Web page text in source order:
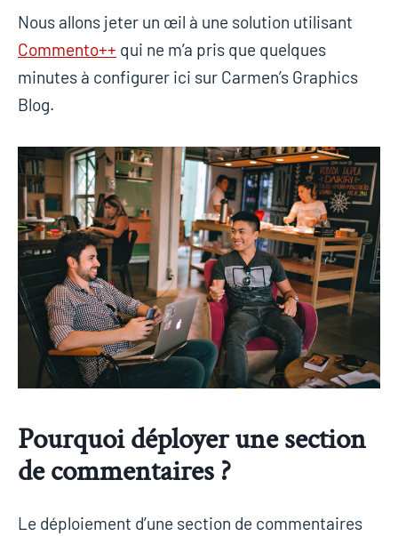
Nous allons jeter un œil à une solution utilisant
Commento++ qui ne m’a pris que quelques
minutes à configurer ici sur Carmen’s Graphics
Blog.
Pourquoi déployer une section
de commentaires ?
Le déploiement d’une section de commentaires